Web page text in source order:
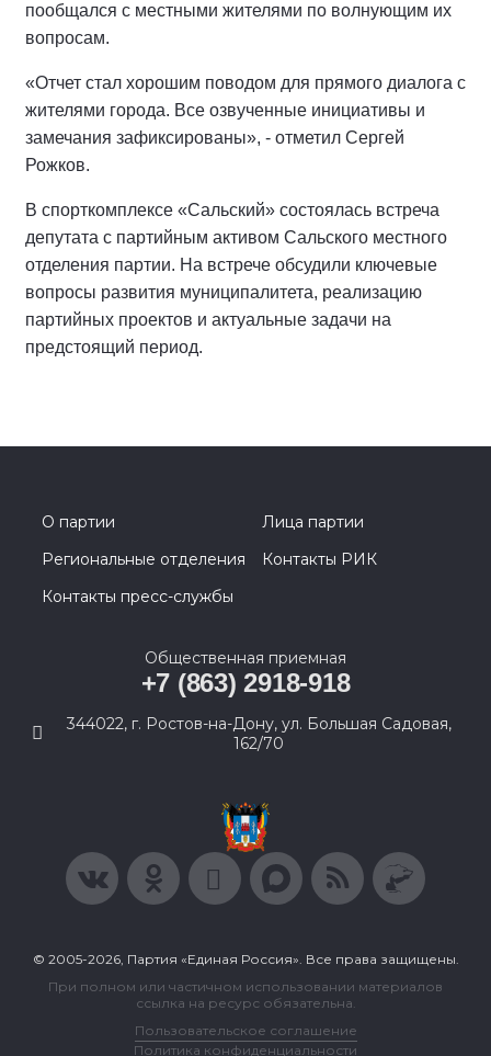
пообщался с местными жителями по волнующим их
вопросам.
«Отчет стал хорошим поводом для прямого диалога с
жителями города. Все озвученные инициативы и
замечания зафиксированы», - отметил Сергей
Рожков.
В спорткомплексе «Сальский» состоялась встреча
депутата с партийным активом Сальского местного
отделения партии. На встрече обсудили ключевые
вопросы развития муниципалитета, реализацию
партийных проектов и актуальные задачи на
предстоящий период.
О партии
Лица партии
Региональные отделения
Контакты РИК
Контакты пресс-службы
Общественная приемная
+7 (863) 2918-918
344022, г. Ростов-на-Дону, ул. Большая Садовая,
162/70
© 2005-2026, Партия «Единая Россия». Все права защищены.
При полном или частичном использовании материалов
ссылка на ресурс обязательна.
Пользовательское соглашение
Политика конфиденциальности